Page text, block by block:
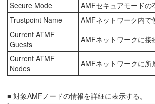
Secure Mode
AMFセキュアモードの
Trustpoint Name
AMFネットワーク内で
Current ATMF
Guests
AMFネットワークに接
Current ATMF
Nodes
AMFネットワークに所
■ 対象AMFノードの情報を詳細に表示する。